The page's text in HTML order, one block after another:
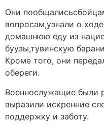
Они
вопросам,узнали о
домашнюю еду из
буузы,тувинскую
Кроме того, они
обереги.
Военнослужащие были
выразили искренние
поддержку и заботу.